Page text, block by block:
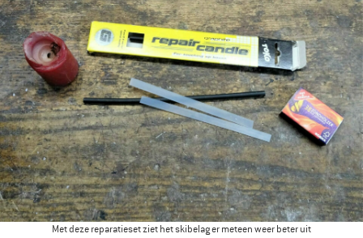
Met deze reparatieset ziet het skibelag er meteen weer beter uit